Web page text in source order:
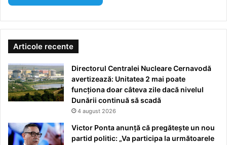
Articole recente
Directorul Centralei Nucleare Cernavodă
avertizează: Unitatea 2 mai poate
funcționa doar câteva zile dacă nivelul
Dunării continuă să scadă
4 august 2026
Victor Ponta anunță că pregătește un nou
partid politic: „Va participa la următoarele